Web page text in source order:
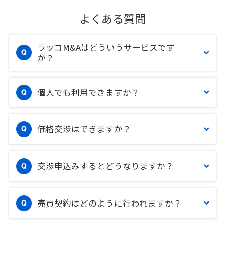
よくある質問
ラッコM&Aはどういうサービスです
か？
個人でも利用できますか？
価格交渉はできますか？
交渉申込みするとどうなりますか？
売買契約はどのように行われますか？